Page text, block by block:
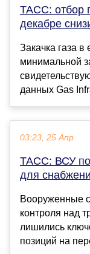
ТАСС: отбор
декабре
Закачка газа
минимальной
данных Gas
03:23, 25 Апр
ТАСС: ВСУ
для
Вооруженные
контроля над
лишились
позиций на